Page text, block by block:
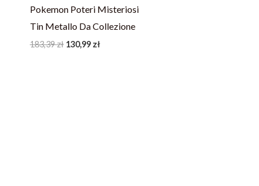
Pokemon Poteri Misteriosi
Tin Metallo Da Collezione
183,39zł 130,99 zł